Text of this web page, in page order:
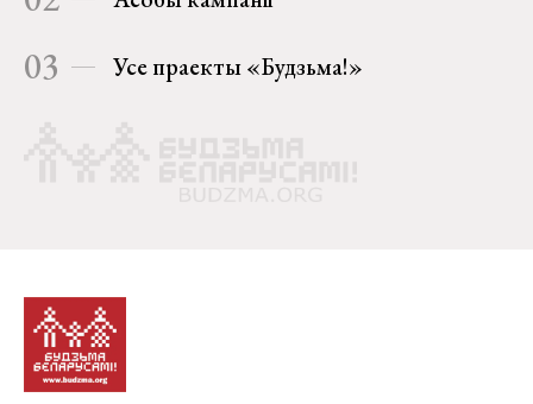
03 Усе праекты «Будзьма!»